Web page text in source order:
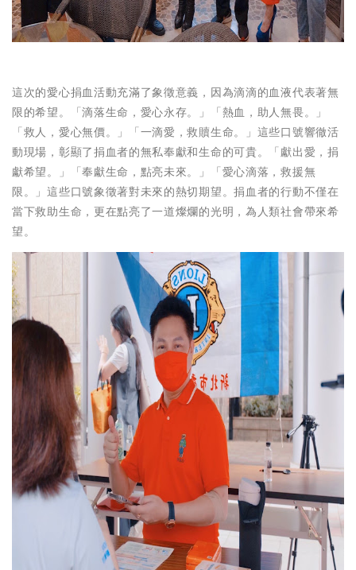
這次的愛心捐血活動充滿了象徵意義，因為滴滴的血液代表著無
限的希望。「滴落生命，愛心永存。」「熱血，助人無畏。」
「救人，愛心無價。」「一滴愛，救贖生命。」這些口號響徹活
動現場，彰顯了捐血者的無私奉獻和生命的可貴。「獻出愛，捐
獻希望。」「奉獻生命，點亮未來。」「愛心滴落，救援無
限。」這些口號象徵著對未來的熱切期望。捐血者的行動不僅在
當下救助生命，更在點亮了一道燦爛的光明，為人類社會帶來希
望。